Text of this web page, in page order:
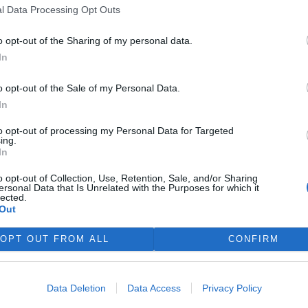
Data Processing Opt Outs
opt-out of the Sharing of my personal data.
opt-out of the Sale of my Personal Data.
opt-out of processing my Personal Data for Targeted
opt-out of Collection, Use, Retention, Sale, and/or Sharing
Data that Is Unrelated with the Purposes for which it
OPT OUT FROM ALL CONFIRM
Data Deletion Data Access Privacy Policy
korun, který má prodloužit
Veřejnost může své
prostředí poslat
na opravu. Budou
státy nyní převádějí novou
směrnici o právu na
do své legislativy. Podle
refurbed, evropským
s repasovanou
nových pravidel zůstat
spotřebitele bude stále
má přitom usnadnit
doby, zlepšit dostupnost
zásahy do zařízení
Nestanovuje však
ceny náhradních dílů a